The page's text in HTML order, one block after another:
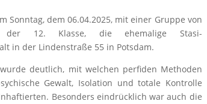
Sonntag, dem 06.04.2025, miteiner Gruppe von
der 12. Klasse, die ehemalige Stasi-
in der Lindenstraße 55 in Potsdam.
deutlich, mit welchen perfiden Methoden
Gewalt, Isolation und totale Kontrolle
Besonders eindrücklich war auch die